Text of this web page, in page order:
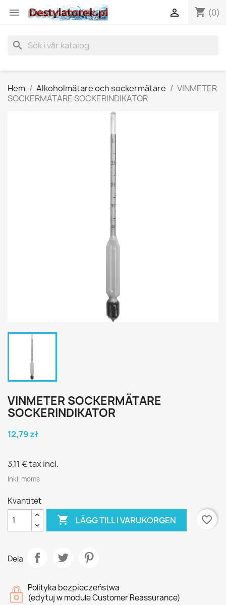
 shopping_cart (0)

search
Hem Alkoholmätare och sockermätare
VINMETER
SOCKERMÄTARE SOCKERINDIKATOR
VINMETER SOCKERMÄTARE
SOCKERINDIKATOR
12,79 zł
3,11 €tax incl.
Inkl. moms
Kvantitet
 LÄGG TILL I VARUKORGEN favorite_border
Dela
Polityka bezpieczeństwa
(edytuj w module Customer Reassurance)